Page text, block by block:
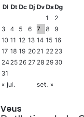
Dl Dt Dc Dj DvDsDg
1
2
3
4 5 6 7 8
9
10 11 12 13 14 15 16
17 18 19 2021 22 23
2425 26 27 28 2930
31
« jul.
set. »
Veus